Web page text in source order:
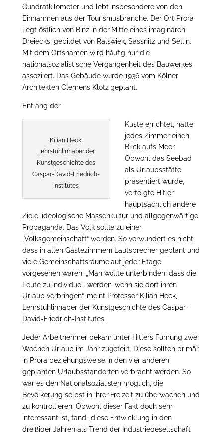
Quadratkilometer und lebt insbesondere von den
Einnahmen aus der Tourismusbranche. Der Ort Prora
liegt östlich von Binz in der Mitte eines imaginären
Dreiecks, gebildet von Ralswiek, Sassnitz und Sellin.
Mit dem Ortsnamen wird häufig nur die
nationalsozialistische Vergangenheit des Bauwerkes
assoziiert. Das Gebäude wurde 1936 vom Kölner
Architekten Clemens Klotz geplant.
Entlang der
Kilian Heck,
Lehrstuhlinhaber der
Kunstgeschichte des
Caspar-David-Friedrich-
Institutes
Küste errichtet, hatte
jedes Zimmer einen
Blick aufs Meer.
Obwohl das Seebad
als Urlaubsstätte
präsentiert wurde,
verfolgte Hitler
hauptsächlich andere
Ziele: ideologische Massenkultur und allgegenwärtige
Propaganda. Das Volk sollte zu einer
„Volksgemeinschaft“ werden. So verwundert es nicht,
dass in allen Gästezimmern Lautsprecher geplant und
viele Gemeinschaftsräume auf jeder Etage
vorgesehen waren. „Man wollte unterbinden, dass die
Leute zu individuell werden, wenn sie dort ihren
Urlaub verbringen“, meint Professor Kilian Heck,
Lehrstuhlinhaber der Kunstgeschichte des Caspar-
David-Friedrich-Institutes.
Jeder Arbeitnehmer bekam unter Hitlers Führung zwei
Wochen Urlaub im Jahr zugeteilt. Diese sollten primär
in Prora beziehungsweise in den vier anderen
geplanten Urlaubsstandorten verbracht werden. So
war es den Nationalsozialisten möglich, die
Bevölkerung selbst in ihrer Freizeit zu überwachen und
zu kontrollieren. Obwohl dieser Fakt doch sehr
interessant ist, fand „diese Entwicklung in den
dreißiger Jahren als Trend der Industriegesellschaft